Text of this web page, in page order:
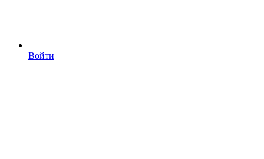
Войти